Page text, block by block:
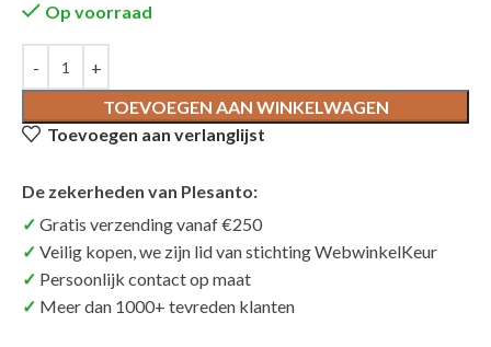
Op voorraad
TOEVOEGEN AAN WINKELWAGEN
Toevoegen aan verlanglijst
De zekerheden van Plesanto:
Gratis verzending vanaf €250
Veilig kopen, we zijn lid van stichting WebwinkelKeur
Persoonlijk contact op maat
Meer dan 1000+ tevreden klanten